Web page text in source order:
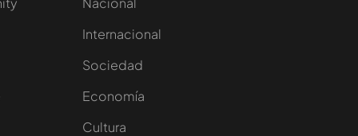
Internacional
Sociedad
Economía
Cultura